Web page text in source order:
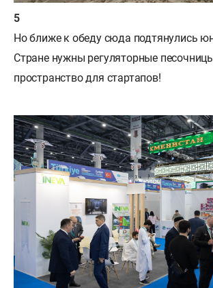
Но ближе к обеду сюда подтянулись
Стране нужны регуляторные
пространство для стартапов!